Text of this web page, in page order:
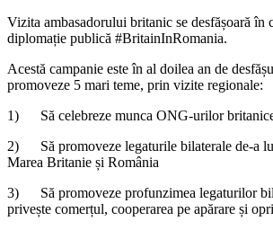
Vizita ambasadorului britanic se desfășoară în
diplomație publică #BritainInRomania.
Acestă campanie este în al doilea an de
promoveze 5 mari teme, prin vizite regionale:
1) Să celebreze munca ONG-urilor
2) Să promoveze legaturile bilaterale de-a
Marea Britanie și România
3) Să promoveze profunzimea legaturilor
privește comerțul, cooperarea pe apărare și